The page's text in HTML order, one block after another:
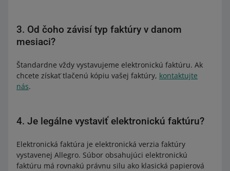
3. Od čoho závisí typ faktúry v danom
mesiaci?
Štandardne vždy vystavujeme elektronickú faktúru. Ak
chcete získať tlačenú kópiu vašej faktúry, kontaktujte
nás.
4. Je legálne vystaviť elektronickú faktúru?
Elektronická faktúra je elektronická verzia faktúry
vystavenej Allegro. Súbor obsahujúci elektronickú
faktúru má rovnakú právnu silu ako klasická papierová